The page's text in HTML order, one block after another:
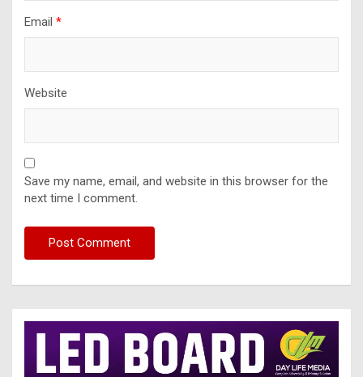
Email *
Website
Save my name, email, and website in this browser for the
next time I comment.